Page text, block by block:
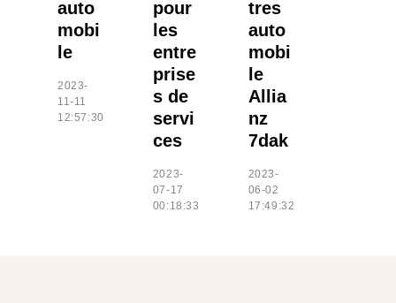
auto
mobi
le
2023-
11-11
12:57:30
pour
les
entre
prise
s de
servi
ces
2023-
07-17
00:18:33
tres
auto
mobi
le
Allia
nz
7dak
2023-
06-02
17:49:32